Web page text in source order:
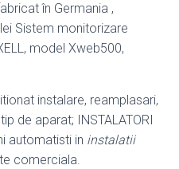
în Germania ,
Sistem monitorizare
model Xweb500,
instalare, reamplasari,
de aparat; INSTALATORI
automatisti in instalatii
comerciala.